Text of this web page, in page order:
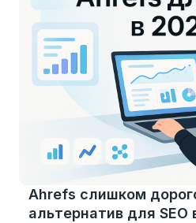
Ahrefs слишком
альтернатив для SEO